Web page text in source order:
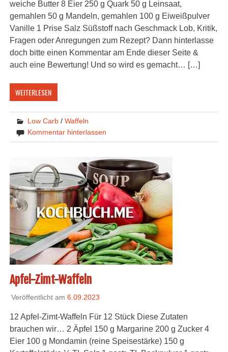
weiche Butter 8 Eier 250 g Quark 50 g Leinsaat,
gemahlen 50 g Mandeln, gemahlen 100 g Eiweißpulver
Vanille 1 Prise Salz Süßstoff nach Geschmack Lob, Kritik,
Fragen oder Anregungen zum Rezept? Dann hinterlasse
doch bitte einen Kommentar am Ende dieser Seite &
auch eine Bewertung! Und so wird es gemacht… […]
WEITERLESEN
Low Carb /Waffeln
Kommentar hinterlassen
Apfel-Zimt-Waffeln
Veröffentlicht am 6.09.2023
12 Apfel-Zimt-Waffeln Für 12 Stück Diese Zutaten
brauchen wir… 2 Äpfel 150 g Margarine 200 g Zucker 4
Eier 100 g Mondamin (reine Speisestärke) 150 g